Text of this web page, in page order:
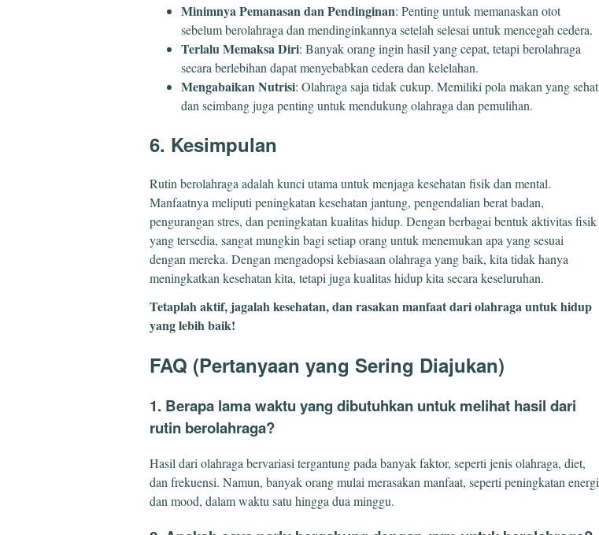
Minimnya Pemanasan dan Pendinginan: Penting untuk memanaskan otot
sebelum berolahraga dan mendinginkannya setelah selesai untuk mencegah cedera.
Terlalu Memaksa Diri: Banyak orang ingin hasil yang cepat, tetapi berolahraga
secara berlebihan dapat menyebabkan cedera dan kelelahan.
Mengabaikan Nutrisi: Olahraga saja tidak cukup. Memiliki pola makan yang sehat
dan seimbang juga penting untuk mendukung olahraga dan pemulihan.
6. Kesimpulan
Rutin berolahraga adalah kunci utama untuk menjaga kesehatan fisik dan mental.
Manfaatnya meliputi peningkatan kesehatan jantung, pengendalian berat badan,
pengurangan stres, dan peningkatan kualitas hidup. Dengan berbagai bentuk aktivitas fisik
yang tersedia, sangat mungkin bagi setiap orang untuk menemukan apa yang sesuai
dengan mereka. Dengan mengadopsi kebiasaan olahraga yang baik, kita tidak hanya
meningkatkan kesehatan kita, tetapi juga kualitas hidup kita secara keseluruhan.
Tetaplah aktif, jagalah kesehatan, dan rasakan manfaat dari olahraga untuk hidup
yang lebih baik!
FAQ (Pertanyaan yang Sering Diajukan)
1. Berapa lama waktu yang dibutuhkan untuk melihat hasil dari
rutin berolahraga?
Hasil dari olahraga bervariasi tergantung pada banyak faktor, seperti jenis olahraga, diet,
dan frekuensi. Namun, banyak orang mulai merasakan manfaat, seperti peningkatan energi
dan mood, dalam waktu satu hingga dua minggu.